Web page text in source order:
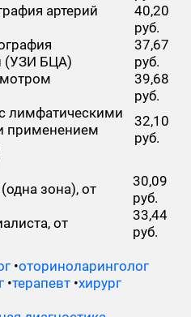
артерий
40,20
руб.
(УЗИ БЦА)
37,67
руб.
39,68
руб.
лимфатическими
применением
32,10
руб.
зона), от
30,09
руб.
от
33,44
руб.
•оториноларинголог
•терапевт •хирург